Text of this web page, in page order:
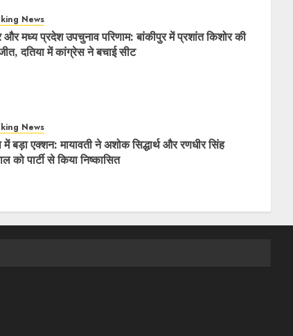
News
और मध्य प्रदेश उपचुनाव परिणाम: बांकीपुर में प्रशांत किशोर की
दतिया में कांग्रेस ने बचाई सीट
News
में बड़ा एक्शन: मायावती ने अशोक सिद्धार्थ और रणधीर सिंह
को पार्टी से किया निष्कासित